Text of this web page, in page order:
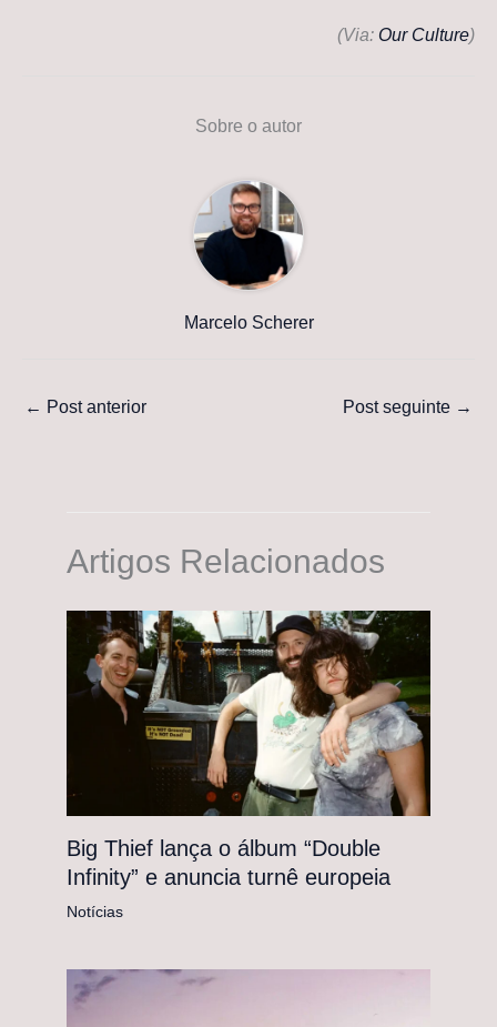
(Via: Our Culture)
Sobre o autor
Marcelo Scherer
← Post anterior Post seguinte →
Artigos Relacionados
Big Thief lança o álbum “Double
Infinity” e anuncia turnê europeia
Notícias